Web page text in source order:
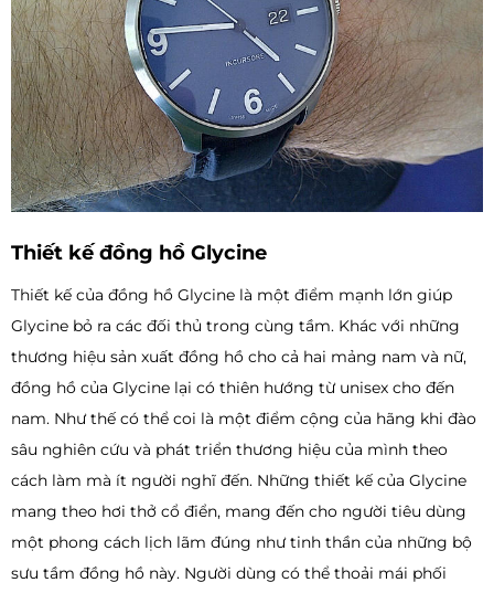
Thiết kế đồng hồ Glycine
Thiết kế của đồng hồ Glycine là một điểm mạnh lớn giúp
Glycine bỏ ra các đối thủ trong cùng tầm. Khác với những
thương hiệu sản xuất đồng hồ cho cả hai mảng nam và nữ,
đồng hồ của Glycine lại có thiên hướng từ unisex cho đến
nam. Như thế có thể coi là một điểm cộng của hãng khi đào
sâu nghiên cứu và phát triển thương hiệu của mình theo
cách làm mà ít người nghĩ đến. Những thiết kế của Glycine
mang theo hơi thở cổ điển, mang đến cho người tiêu dùng
một phong cách lịch lãm đúng như tinh thần của những bộ
sưu tầm đồng hồ này. Người dùng có thể thoải mái phối